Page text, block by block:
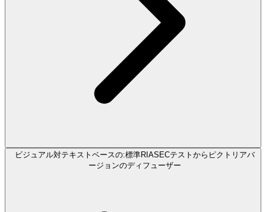
ビジュアル対テキストベースの:標準RIASECテストからピクトリアバ
ージョンのディフューザー